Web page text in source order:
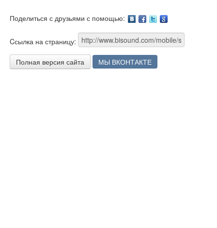
Поделиться с друзьями с помощью:
Cсылка на страницу:
Полная версия сайта МЫ ВКОНТАКТЕ